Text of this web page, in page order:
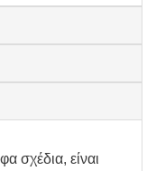
σχέδια, είναι